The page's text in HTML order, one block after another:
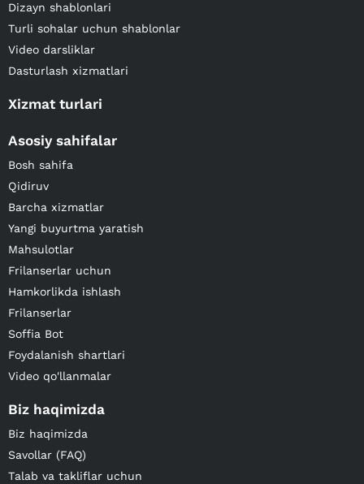
Dizayn shablonlari
Turli sohalar uchun shablonlar
Video darsliklar
Dasturlash xizmatlari
Xizmat turlari
Asosiy sahifalar
Bosh sahifa
Qidiruv
Barcha xizmatlar
Yangi buyurtma yaratish
Mahsulotlar
Frilanserlar uchun
Hamkorlikda ishlash
Frilanserlar
Soffia Bot
Foydalanish shartlari
Video qo'llanmalar
Biz haqimizda
Biz haqimizda
Savollar (FAQ)
Talab va takliflar uchun